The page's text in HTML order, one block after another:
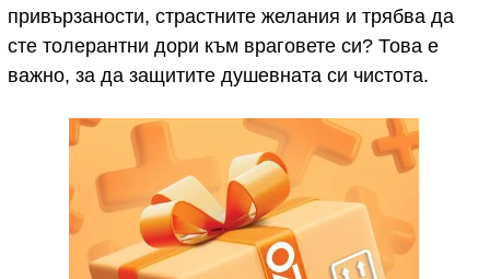
привързаности, страстните желания и трябва да
сте толерантни дори към враговете си? Това е
важно, за да защитите душевната си чистота.